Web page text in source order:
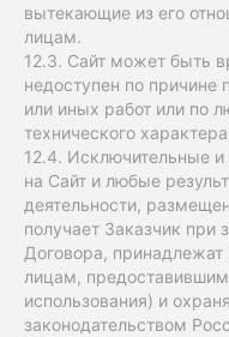
вытекающие из его
лицам.
12.3. Сайт может быть
недоступен по причине
или иных работ или по
технического
12.4. Исключительные
на Сайт и любые
деятельности,
получает Заказчик при
Договора,
лицам,
использования) и
законодательством